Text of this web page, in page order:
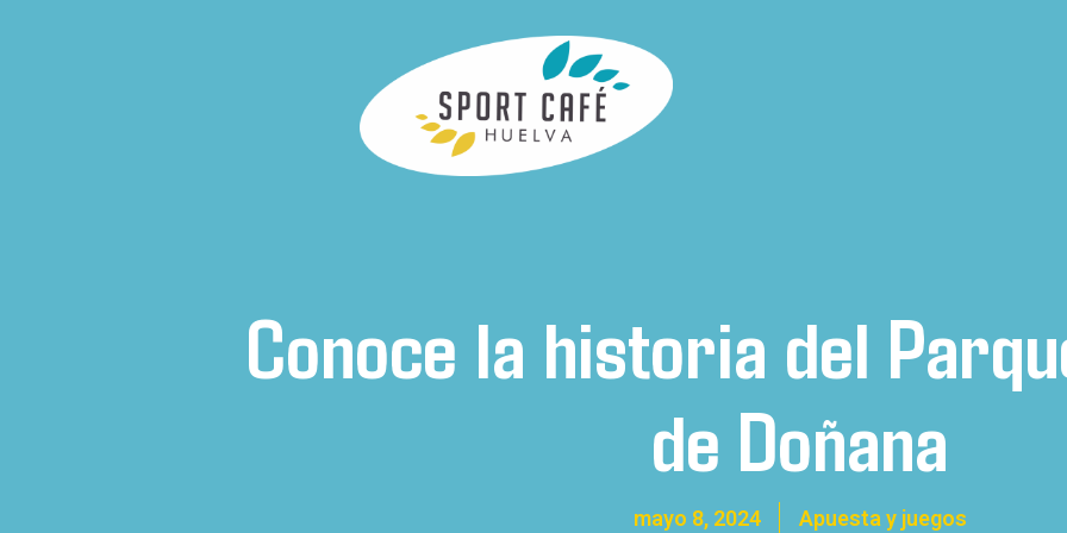
Conoce la historia del
de Doñana
mayo 8, 2024 Apuesta y juegos